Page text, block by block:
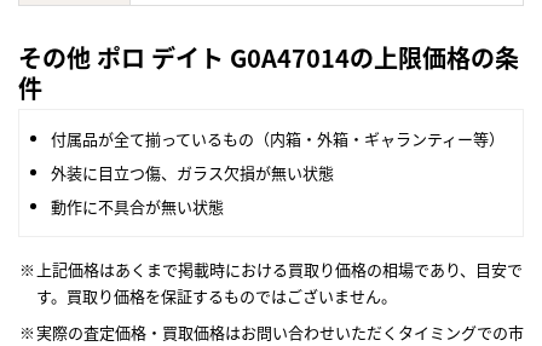
その他 ポロ デイト G0A47014の上限価格の条
件
付属品が全て揃っているもの（内箱・外箱・ギャランティー等）
外装に目立つ傷、ガラス欠損が無い状態
動作に不具合が無い状態
上記価格はあくまで掲載時における買取り価格の相場であり、目安で
す。買取り価格を保証するものではございません。
実際の査定価格・買取価格はお問い合わせいただくタイミングでの市